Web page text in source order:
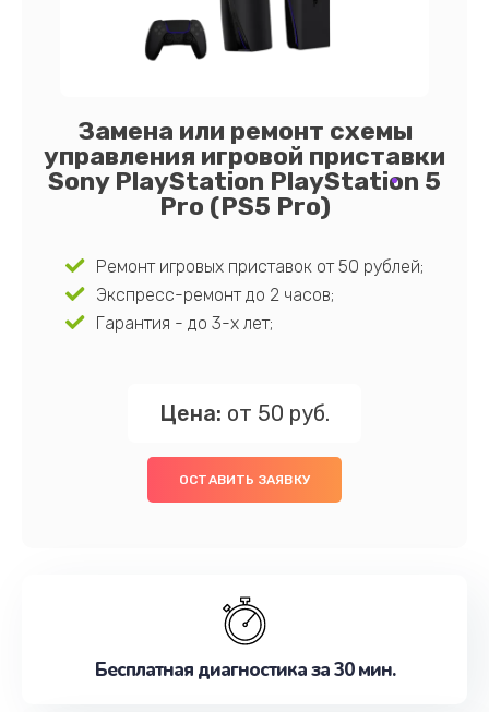
Замена или ремонт схемы
управления игровой приставки
Sony PlayStation PlayStation 5
Pro (PS5 Pro)
Ремонт игровых приставок от 50 рублей;
Экспресс-ремонт до 2 часов;
Гарантия - до 3-х лет;
Цена: от 50 руб.
ОСТАВИТЬ ЗАЯВКУ
Бесплатная диагностика за 30 мин.